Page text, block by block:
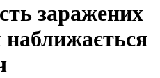
заражених
наближається